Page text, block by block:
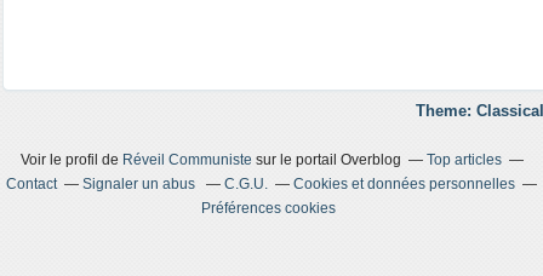
Theme:
Voir le profil de Réveil Communiste sur le portail Overblog
Top articles
Contact
Signaler un abus C.G.U.
Cookies et données personnelles
Préférences cookies